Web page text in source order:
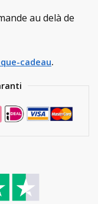
au delà de
cadeau.